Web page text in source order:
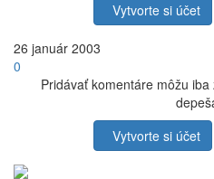
Vytvorte si účet
26 január 2003
0
Pridávať komentáre môžu
Vytvorte si účet